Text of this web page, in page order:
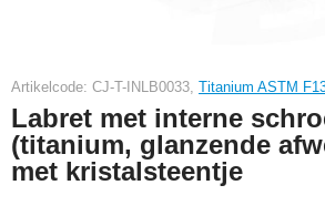
Artikelcode: CJ-T-INLB0033, Titanium ASTM
Labret met interne
(titanium, glanzende
met kristalsteentje